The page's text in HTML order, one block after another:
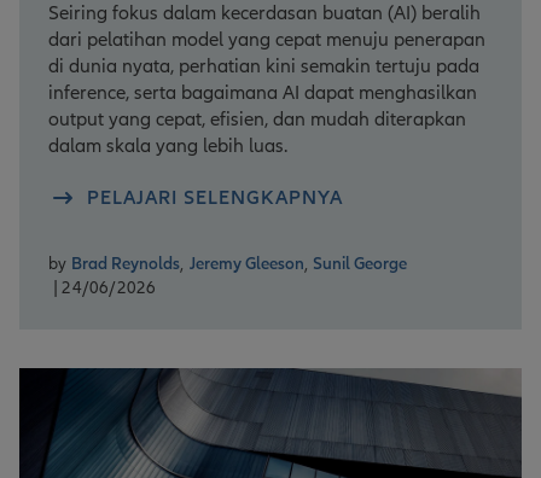
Seiring fokus dalam kecerdasan buatan (AI) beralih
dari pelatihan model yang cepat menuju penerapan
di dunia nyata, perhatian kini semakin tertuju pada
inference, serta bagaimana AI dapat menghasilkan
output yang cepat, efisien, dan mudah diterapkan
dalam skala yang lebih luas.
PELAJARI SELENGKAPNYA
by Brad Reynolds, Jeremy Gleeson, Sunil George
| 24/06/2026